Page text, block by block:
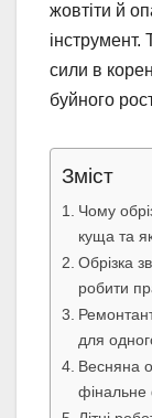
жовтіти й
інструмент.
сили в
буйного
Зміст
Чому
куща та
Обрізка
робити
для
Весняна